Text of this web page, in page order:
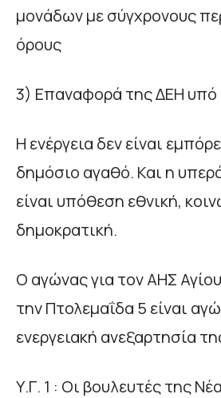
μονάδων με σύγχρονους
όρους
3) Επαναφορά της ΔΕΗ υπό
Η ενέργεια δεν είναι
δημόσιο αγαθό. Και η
είναι υπόθεση εθνική,
δημοκρατική.
Ο αγώνας για τον ΑΗΣ
την Πτολεμαΐδα 5 είναι
ενεργειακή ανεξαρτησία
Υ.Γ. 1 : Οι βουλευτές της